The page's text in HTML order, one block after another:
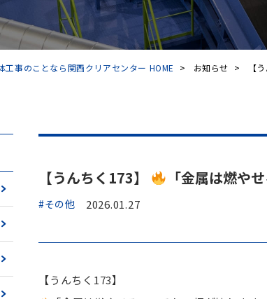
事のことなら関西クリアセンター HOME > お知らせ > 【
【うんちく173】 「金属は燃や
#その他 2026.01.27
【うんちく173】